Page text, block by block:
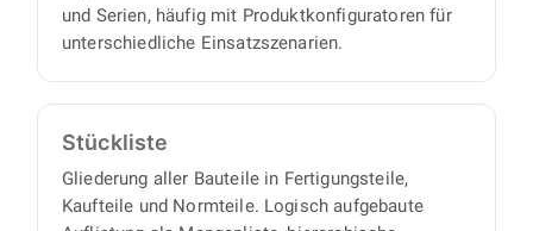
und Serien, häufig mit Produktkonfiguratoren für
unterschiedliche Einsatzszenarien.
Stückliste
Gliederung aller Bauteile in Fertigungsteile,
Kaufteile und Normteile. Logisch aufgebaute